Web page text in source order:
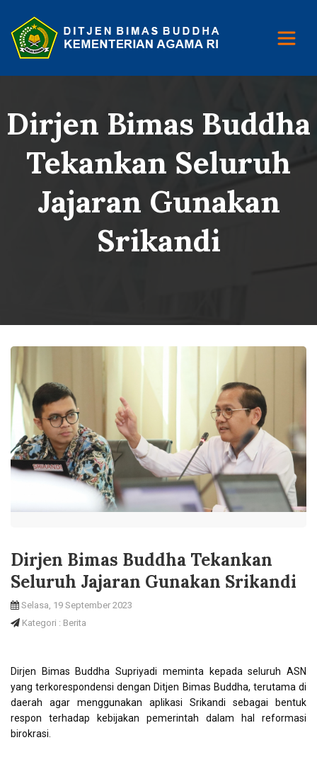
Dirjen Bimas Buddha
Tekankan Seluruh
Jajaran Gunakan
Srikandi
Dirjen Bimas Buddha Tekankan
Seluruh Jajaran Gunakan Srikandi
Selasa, 19 September 2023
Kategori : Berita
Dirjen Bimas Buddha Supriyadi meminta kepada seluruh ASN
yang terkorespondensi dengan Ditjen Bimas Buddha, terutama di
daerah agar menggunakan aplikasi Srikandi sebagai bentuk
respon terhadap kebijakan pemerintah dalam hal reformasi
birokrasi.